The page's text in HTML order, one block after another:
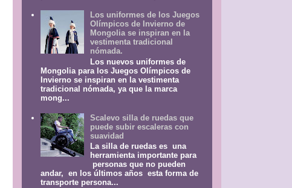
Los uniformes de los Juegos
Olímpicos de Invierno de
Mongolia se inspiran en la
vestimenta tradicional
nómada.
Los nuevos uniformes de
Mongolia para los Juegos Olímpicos de
Invierno se inspiran en la vestimenta
tradicional nómada, ya que la marca
mong...
Scalevo silla de ruedas que
puede subir escaleras con
suavidad
La silla de ruedas es una
herramienta importante para
personas que no pueden
andar, en los últimos años esta forma de
transporte persona...